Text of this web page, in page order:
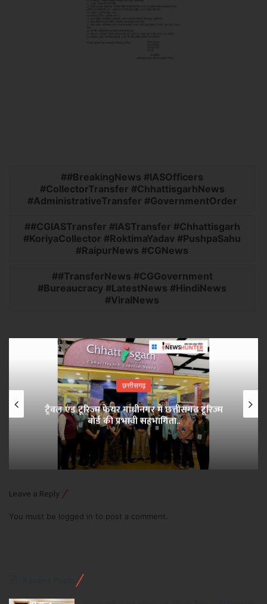
#BreakingNews #IASOfficers
#CollectorTransfer #ChhattisgarhNews
#AdministrativeTransfer #GovernmentOrder
#CGIASTransfer #IASTransfer #Chhattisgarh
#KoriyaCollector #RoktimaYadav #PushpaSahu
#RaipurNews #CGNews
#TransferNews #CGGovernment
#Bureaucracy #LatestNews #HindiNews
#ViralNews
छत्तीसगढ़
ट्रैवल एंड टूरिज्म फेयर गांधीनगर में छत्तीसगढ़ टूरिज्म
बोर्ड की प्रभावी सहभागिता..
Leave a Reply
You must be logged in to post a comment.